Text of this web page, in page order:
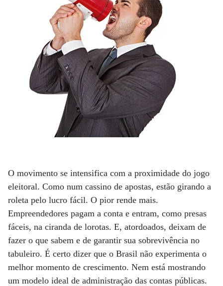
O movimento se intensifica com a proximidade do jogo
eleitoral. Como num cassino de apostas, estão girando a
roleta pelo lucro fácil. O pior rende mais.
Empreendedores pagam a conta e entram, como presas
fáceis, na ciranda de lorotas. E, atordoados, deixam de
fazer o que sabem e de garantir sua sobrevivência no
tabuleiro. É certo dizer que o Brasil não experimenta o
melhor momento de crescimento. Nem está mostrando
um modelo ideal de administração das contas públicas.